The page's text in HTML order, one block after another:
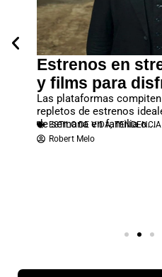
Estrenos en
y films para
Las plataformas
repletos de estrenos
de semana en familia o...
ESTILO DE VIDA,
Robert Melo